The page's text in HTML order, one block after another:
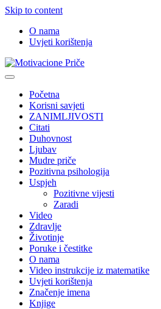
Skip to content
O nama
Uvjeti korištenja
Početna
Korisni savjeti
ZANIMLJIVOSTI
Citati
Duhovnost
Ljubav
Mudre priče
Pozitivna psihologija
Uspjeh
Pozitivne vijesti
Zaradi
Video
Zdravlje
Životinje
Poruke i čestitke
O nama
Video instrukcije iz matematike
Uvjeti korištenja
Značenje imena
Knjige